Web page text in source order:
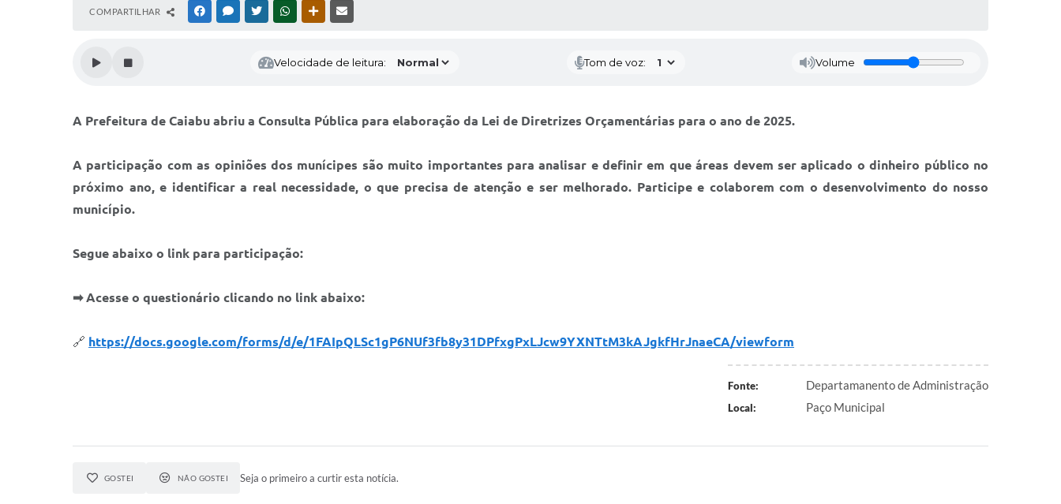
COMPARTILHAR FACEBOOKMESSENGER
TWITTERWHATSAPPOUTRAS MÍDIAS
Velocidade de leitura: Tom de voz: Volume
A Prefeitura de Caiabu abriu a Consulta Pública para elaboração da Lei de Diretrizes Orçamentárias para o ano de 2025.
A participação com as opiniões dos munícipes são muito importantes para analisar e definir em que áreas devem ser aplicado o dinheiro público no
próximo ano, e identificar a real necessidade, o que precisa de atenção e ser melhorado. Participe e colaborem com o desenvolvimento do nosso
município.
Segue abaixo o link para participação:
➡ Acesse o questionário clicando no link abaixo:
🔗 https://docs.google.com/forms/d/e/1FAIpQLSc1gP6NUf3fb8y31DPfxgPxLJcw9YXNTtM3kAJgkfHrJnaeCA/viewform
Fonte: Departamanento de Administração
Local: Paço Municipal
GOSTEI NÃO GOSTEI Seja o primeiro a curtir esta notícia.